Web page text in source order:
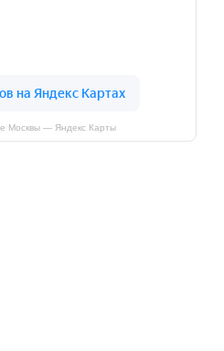
Москвы — Яндекс Карты